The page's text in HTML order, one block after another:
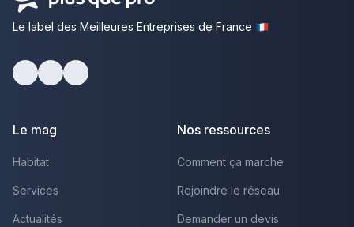
Le label des Meilleures Entreprises de France
Le mag
Habitat
Services
Actualités
Nos ressources
Comment ça marche
Rejoindre le réseau
Demander un devis